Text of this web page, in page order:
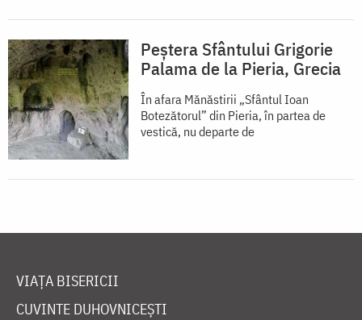
Peștera Sfântului Grigorie
Palama de la Pieria, Grecia
În afara Mănăstirii „Sfântul Ioan
Botezătorul” din Pieria, în partea de
vestică, nu departe de
VIAȚA BISERICII
CUVINTE DUHOVNICEȘTI